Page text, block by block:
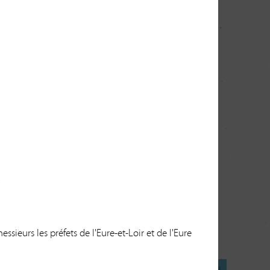
rejoindre son lit naturel ; alors le moulin est au fil
aussi des
les préfets de l'Eure-et-Loir et de l'Eure